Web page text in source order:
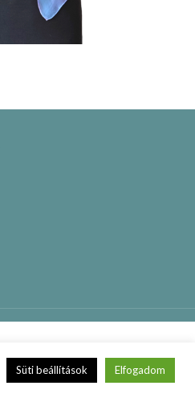
Süti beállítások Elfogadom